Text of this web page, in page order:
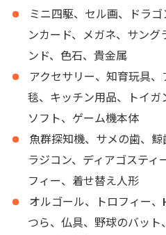
ミニ四駆、セル画、ドラ
ンカード、メガネ、サング
ンド、色石、貴金属
アクセサリー、知育玩具
毯、キッチン用品、トイガ
ソフト、ゲーム機本体
魚群探知機、サメの歯、
ラジコン、ディアゴスティ
フィー、着せ替え人形
オルゴール、トロフィー
つら、仏具、野球のバッ